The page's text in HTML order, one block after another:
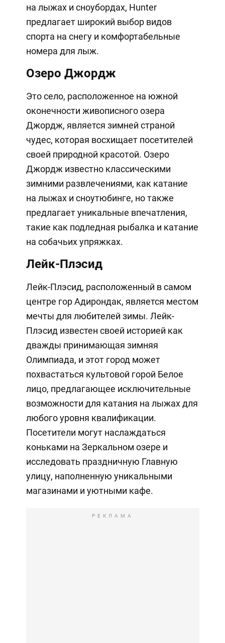
на лыжах и сноубордах, Hunter
предлагает широкий выбор видов
спорта на снегу и комфортабельные
номера для лыж.
Озеро Джордж
Это село, расположенное на южной
оконечности живописного озера
Джордж, является зимней страной
чудес, которая восхищает посетителей
своей природной красотой. Озеро
Джордж известно классическими
зимними развлечениями, как катание
на лыжах и сноутюбинге, но также
предлагает уникальные впечатления,
такие как подледная рыбалка и катание
на собачьих упряжках.
Лейк-Плэсид
Лейк-Плэсид, расположенный в самом
центре гор Адирондак, является местом
мечты для любителей зимы. Лейк-
Плэсид известен своей историей как
дважды принимающая зимняя
Олимпиада, и этот город может
похвастаться культовой горой Белое
лицо, предлагающее исключительные
возможности для катания на лыжах для
любого уровня квалификации.
Посетители могут наслаждаться
коньками на Зеркальном озере и
исследовать праздничную Главную
улицу, наполненную уникальными
магазинами и уютными кафе.
РЕКЛАМА